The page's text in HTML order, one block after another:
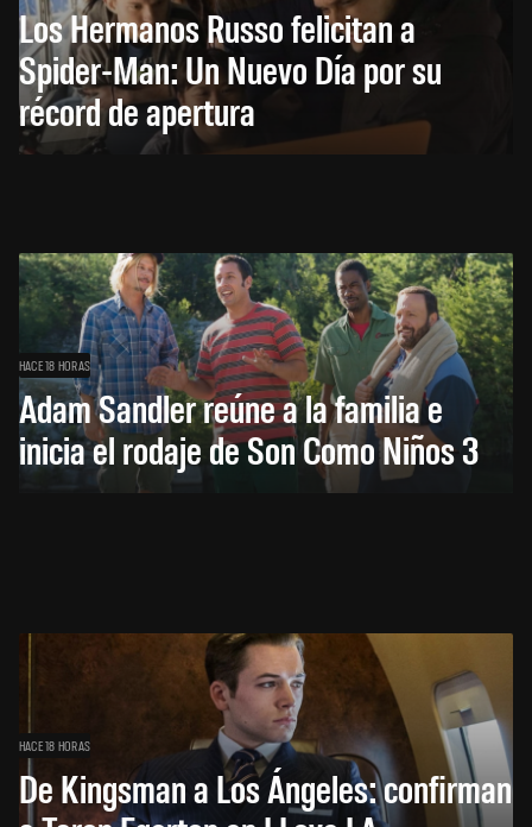
Los Hermanos Russo felicitan a
Spider-Man: Un Nuevo Día por su
récord de apertura
HACE 18 HORAS
Adam Sandler reúne a la familia e
inicia el rodaje de Son Como Niños 3
HACE 18 HORAS
De Kingsman a Los Ángeles: confirman